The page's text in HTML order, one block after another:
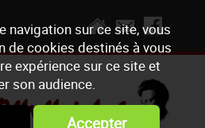
navigation sur ce site, vous
de cookies destinés à vous
expérience sur ce site et
son audience.
Accepter